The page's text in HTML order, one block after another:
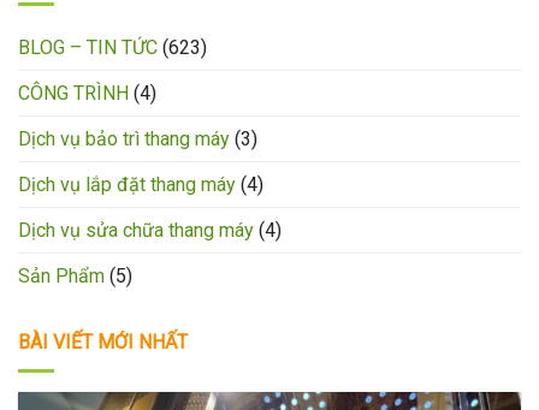
BLOG – TIN TỨC (623)
CÔNG TRÌNH (4)
Dịch vụ bảo trì thang máy (3)
Dịch vụ lắp đặt thang máy (4)
Dịch vụ sửa chữa thang máy (4)
Sản Phẩm (5)
BÀI VIẾT MỚI NHẤT